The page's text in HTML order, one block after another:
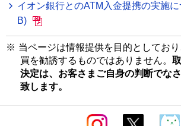
イオン銀行とのATM入金提携の実施
B)
※ 当ページは情報提供を目的としてお
買を勧誘するものではありません。
決定は、お客さまご自身の判断でな
致します。